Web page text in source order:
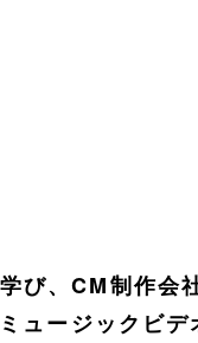
び、CM制作会
ージックビデ